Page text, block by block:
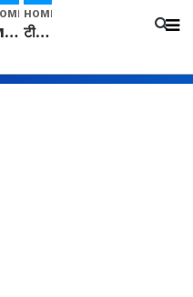
Mangalsutra: हिंदू धर्म में शादी के बाद मंगलसूत्र क्यों पहनती है महिलाएं, किसने शुरु की ये परंपरा
HOME
टीम बीकेई ने एग्रीकल्चर ग्रेड की यूरिया खाद गट्टों में बदलकर टेक्निकल ग्रेड में बेचने वालों पर करवाई कार्रवाई: लखविंदर सिंह औलख